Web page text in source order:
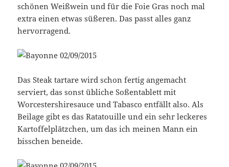
schönen Weißwein und für die Foie Gras noch mal
extra einen etwas süßeren. Das passt alles ganz
hervorragend.
Das Steak tartare wird schon fertig angemacht
serviert, das sonst übliche Soßentablett mit
Worcestershiresauce und Tabasco entfällt also. Als
Beilage gibt es das Ratatouille und ein sehr leckeres
Kartoffelplätzchen, um das ich meinen Mann ein
bisschen beneide.